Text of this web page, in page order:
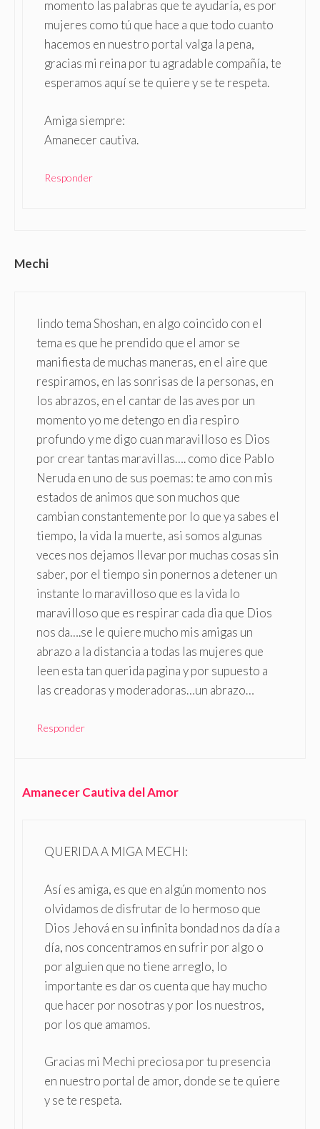
momento las palabras que te ayudaría, es por
mujeres como tú que hace a que todo cuanto
hacemos en nuestro portal valga la pena,
gracias mi reina por tu agradable compañía, te
esperamos aquí se te quiere y se te respeta.
Amiga siempre:
Amanecer cautiva.
Responder
Mechi
lindo tema Shoshan, en algo coincido con el
tema es que he prendido que el amor se
manifiesta de muchas maneras, en el aire que
respiramos, en las sonrisas de la personas, en
los abrazos, en el cantar de las aves por un
momento yo me detengo en dia respiro
profundo y me digo cuan maravilloso es Dios
por crear tantas maravillas…. como dice Pablo
Neruda en uno de sus poemas: te amo con mis
estados de animos que son muchos que
cambian constantemente por lo que ya sabes el
tiempo, la vida la muerte, asi somos algunas
veces nos dejamos llevar por muchas cosas sin
saber, por el tiempo sin ponernos a detener un
instante lo maravilloso que es la vida lo
maravilloso que es respirar cada dia que Dios
nos da….se le quiere mucho mis amigas un
abrazo a la distancia a todas las mujeres que
leen esta tan querida pagina y por supuesto a
las creadoras y moderadoras…un abrazo…
Responder
Amanecer Cautiva del Amor
QUERIDA A MIGA MECHI:
Así es amiga, es que en algún momento nos
olvidamos de disfrutar de lo hermoso que
Dios Jehová en su infinita bondad nos da día a
día, nos concentramos en sufrir por algo o
por alguien que no tiene arreglo, lo
importante es dar os cuenta que hay mucho
que hacer por nosotras y por los nuestros,
por los que amamos.
Gracias mi Mechi preciosa por tu presencia
en nuestro portal de amor, donde se te quiere
y se te respeta.